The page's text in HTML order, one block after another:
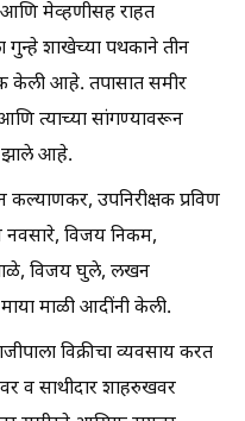
आणि मेव्हणीसह राहत
गुन्हे शाखेच्या पथकाने तीन
केली आहे. तपासात समीर
त्याच्या सांगण्यावरून
झाले आहे.
कल्याणकर, उपनिरीक्षक प्रविण
नवसारे, विजय निकम,
विजय घुले, लखन
माळी आदींनी केली.
विक्रीचा व्यवसाय करत
व साथीदार शाहरुखवर